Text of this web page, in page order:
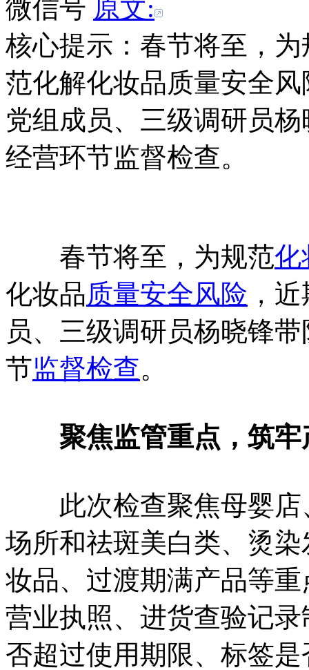
微信号 原文:
核心提示：春节将至，
范化解化妆品质量安全
党组成员、三级调研员
经营环节监督检查。
春节将至，为规范化
化妆品质量安全风险 ，
员、三级调研员杨晓锋
节监督检查。
聚焦监管重点，筑牢
此次检查聚焦母婴店
场所和祛斑美白类、烫
妆品、过渡期满产品等
营业执照、进货查验记
否超过使用期限、标签